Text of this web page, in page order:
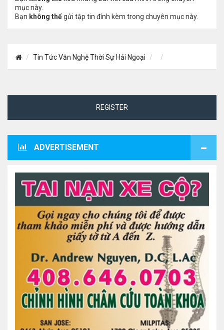
mục này.
Bạn không thểgửi tập tin đính kèm trong chuyên mục này.
Tin Tức Văn Nghệ Thời Sự Hải Ngoại
REGISTER
ADVERTISEMENT